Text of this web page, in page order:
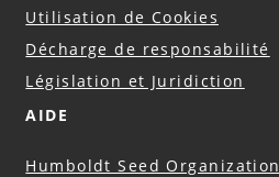
Utilisation de Cookies
Décharge de responsabilité
Législation et Juridiction
AIDE
Humboldt Seed Organization